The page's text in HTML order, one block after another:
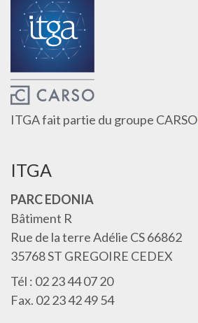
ITGA fait partie du groupe CARSO
ITGA
PARC EDONIA
Bâtiment R
Rue de la terre Adélie CS 66862
35768 ST GREGOIRE CEDEX
Tél : 02 23 44 07 20
Fax. 02 23 42 49 54